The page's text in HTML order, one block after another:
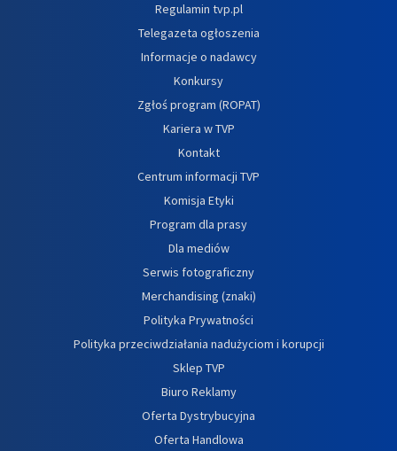
Regulamin tvp.pl
Telegazeta ogłoszenia
Informacje o nadawcy
Konkursy
Zgłoś program (ROPAT)
Kariera w TVP
Kontakt
Centrum informacji TVP
Komisja Etyki
Program dla prasy
Dla mediów
Serwis fotograficzny
Merchandising (znaki)
Polityka Prywatności
Polityka przeciwdziałania nadużyciom i korupcji
Sklep TVP
Biuro Reklamy
Oferta Dystrybucyjna
Oferta Handlowa